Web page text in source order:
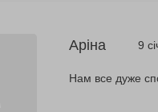
Аріна 9
Нам все дуже